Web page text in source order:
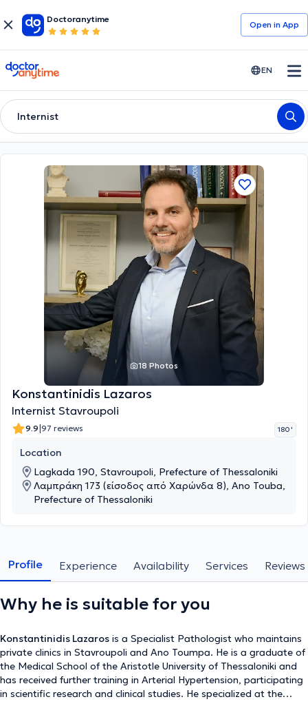
Doctoranytime
Open in Αpp
doctoranytime EN
Internist
18 Photos
Konstantinidis Lazaros
Internist Stavroupoli
9.9|97 reviews 180 '
Location
Lagkada 190, Stavroupoli, Prefecture of Thessaloniki
Λαμπράκη 173 (είσοδος από Χαρώνδα 8), Ano Touba,
Prefecture of Thessaloniki
Profile Experience Availability Services Reviews
Why he is suitable for you
Konstantinidis Lazaros is a Specialist Pathologist who maintains
private clinics in Stavroupoli and Ano Toumpa. He is a graduate of
the Medical School of the Aristotle University of Thessaloniki and
has received further training in Arterial Hypertension, participating
in scientific research and clinical studies. He specialized at the